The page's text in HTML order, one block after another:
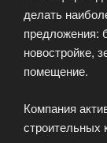
делать
предложения:
новостройке,
помещение.
Компания
строительных